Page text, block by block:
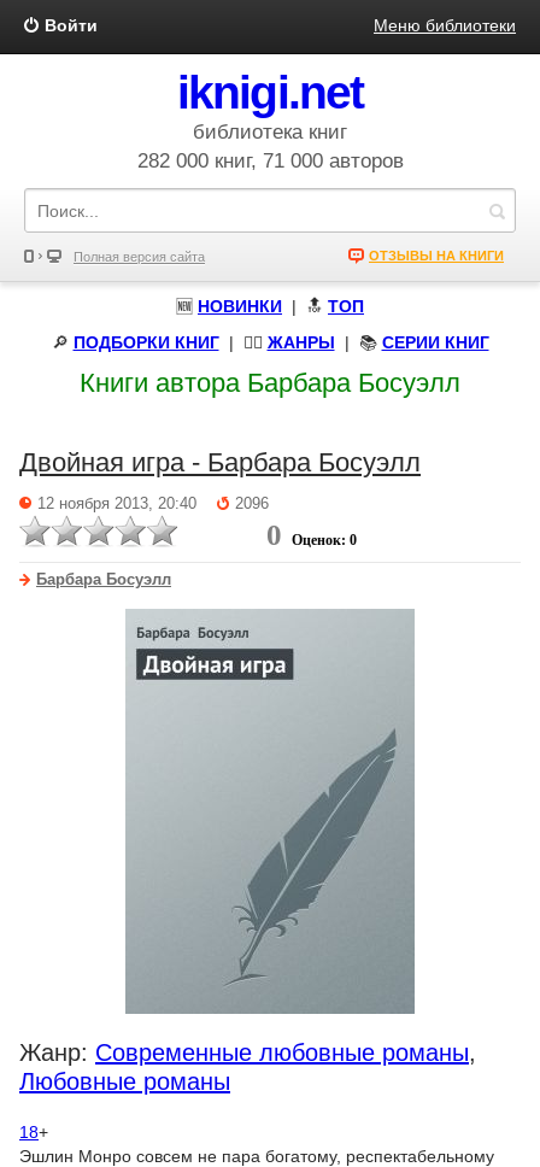
Войти Меню библиотеки
iknigi.net
библиотека книг
282 000 книг, 71 000 авторов
Полная версия сайта ОТЗЫВЫ НА КНИГИ
🆕 НОВИНКИ | 🔝 ТОП
🔎 ПОДБОРКИ КНИГ| 🧝‍♀️ ЖАНРЫ | 📚 СЕРИИ КНИГ
Книги автора Барбара Босуэлл
Двойная игра - Барбара Босуэлл
12 ноября 2013, 20:40 2096
0 Оценок: 0
Барбара Босуэлл
Жанр: Современные любовные романы,
Любовные романы
18+
Эшлин Монро совсем не пара богатому, респектабельному